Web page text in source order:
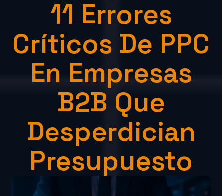
11 Errores
Críticos De PPC
En Empresas
B2B Que
Desperdician
Presupuesto